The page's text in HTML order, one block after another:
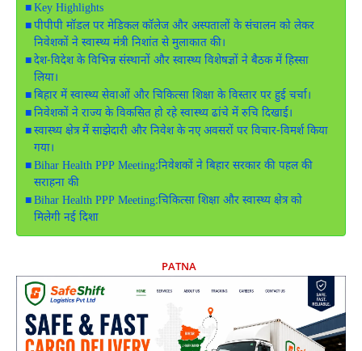
Key Highlights
पीपीपी मॉडल पर मेडिकल कॉलेज और अस्पतालों के संचालन को लेकर
निवेशकों ने स्वास्थ्य मंत्री निशांत से मुलाकात की।
देश-विदेश के विभिन्न संस्थानों और स्वास्थ्य विशेषज्ञों ने बैठक में हिस्सा
लिया।
बिहार में स्वास्थ्य सेवाओं और चिकित्सा शिक्षा के विस्तार पर हुई चर्चा।
निवेशकों ने राज्य के विकसित हो रहे स्वास्थ्य ढांचे में रुचि दिखाई।
स्वास्थ्य क्षेत्र में साझेदारी और निवेश के नए अवसरों पर विचार-विमर्श किया
गया।
Bihar Health PPP Meeting:निवेशकों ने बिहार सरकार की पहल की
सराहना की
Bihar Health PPP Meeting:चिकित्सा शिक्षा और स्वास्थ्य क्षेत्र को
मिलेगी नई दिशा
PATNA